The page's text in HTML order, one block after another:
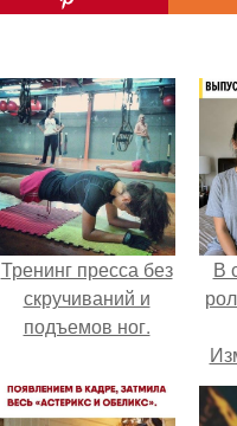
Тренинг пресса без
скручиваний и
подъемов ног.
В